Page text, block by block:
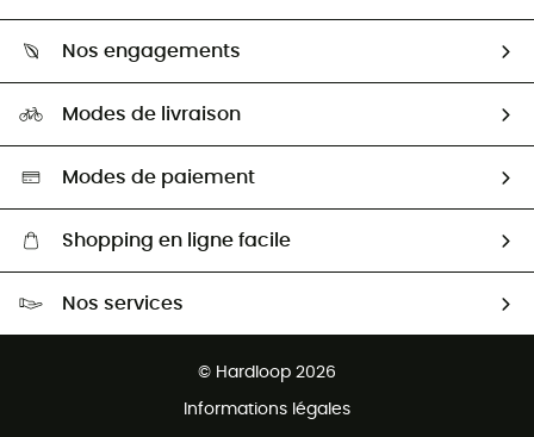
Guide des tailles
Seconde Main
Aide & Contact
HardGuides
Nos engagements
Sélection éco-responsable
Modes de livraison
Modes de paiement
Shopping en ligne facile
Nos services
© Hardloop 2026
Informations légales